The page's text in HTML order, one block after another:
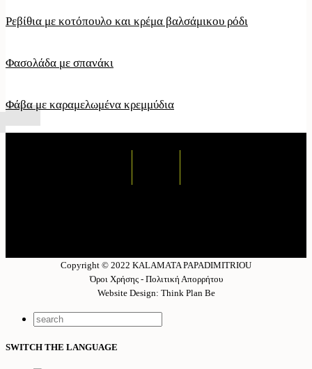
Ρεβίθια με κοτόπουλο και κρέμα βαλσάμικου ρόδι
Φασολάδα με σπανάκι
Φάβα με καραμελωμένα κρεμμύδια
Copyright © 2022 KALAMATA PAPADIMITRIOU
Όροι Χρήσης - Πολιτική Απορρήτου
Website Design: Think Plan Be
SWITCH THE LANGUAGE